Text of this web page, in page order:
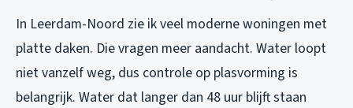
In Leerdam-Noord zie ik veel moderne woningen met
platte daken. Die vragen meer aandacht. Water loopt
niet vanzelf weg, dus controle op plasvorming is
belangrijk. Water dat langer dan 48 uur blijft staan